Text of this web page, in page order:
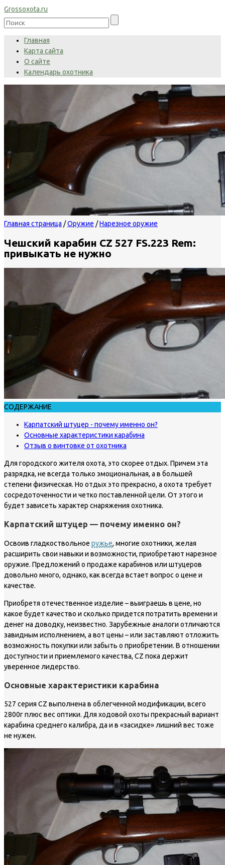
Grossoxota.ru
Главная
Карта сайта
О сайте
Календарь охотника
Главная страница /Оружие /Нарезное оружие
Чешский карабин CZ 527 FS.223 Rem:
привыкать не нужно
СОДЕРЖАНИЕ
Карпатский штуцер - почему именно он?
Основные характеристики карабина
Отзыв о винтовке от охотника
Для городского жителя охота, это скорее отдых. Причем эта
разрядка, не всегда только эмоциональная, а в большей
степени физическая. Но отдых это прекрасно, а охота требует
сосредоточенности и четко поставленной цели. От этого и
будет зависеть характер снаряжения охотника.
Карпатский штуцер — почему именно он?
Освоив гладкоствольное ружье, многие охотники, желая
расширить свои навыки и возможности, приобретают нарезное
оружие. Предложений о продаже карабинов или штуцеров
довольно много, однако, как всегда встает вопрос о цене и
качестве.
Приобретя отечественное изделие – выиграешь в цене, но
какое будет качество и сколько придется потратить времени и
денег на доводку, неизвестно. Зарубежные аналоги отличаются
завидным исполнением, а вот цены – или заставляют отложить
возможность покупки или забыть о приобретении. В отношении
доступности и приемлемого качества, CZ пока держит
уверенное лидерство.
Основные характеристики карабина
527 серия CZ выполнена в облегченной модификации, всего
2800г плюс вес оптики. Для ходовой охоты прекрасный вариант
карабина среднего калибра, да и в «засидке» лишний вес тоже
не нужен.